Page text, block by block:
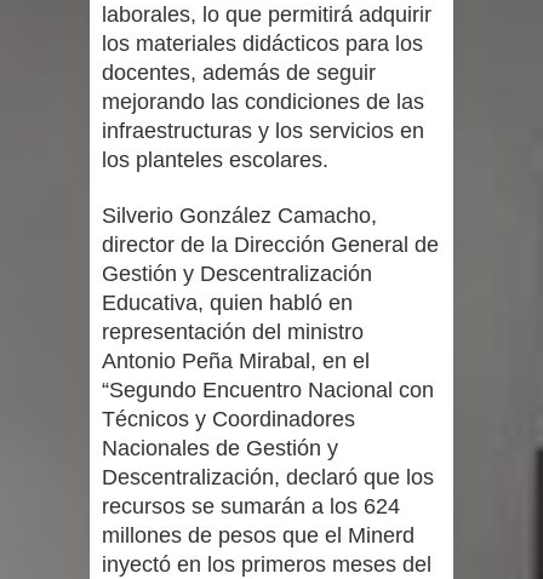
laborales, lo que permitirá adquirir
los materiales didácticos para los
docentes, además de seguir
mejorando las condiciones de las
infraestructuras y los servicios en
los planteles escolares.
Silverio González Camacho,
director de la Dirección General de
Gestión y Descentralización
Educativa, quien habló en
representación del ministro
Antonio Peña Mirabal, en el
“Segundo Encuentro Nacional con
Técnicos y Coordinadores
Nacionales de Gestión y
Descentralización, declaró que los
recursos se sumarán a los 624
millones de pesos que el Minerd
inyectó en los primeros meses del